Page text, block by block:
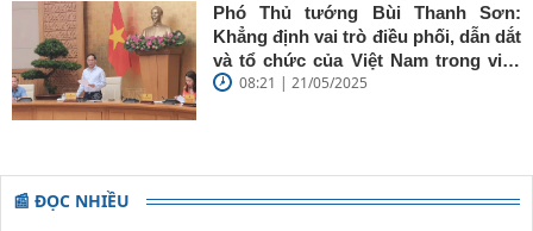
Phó Thủ tướng Bùi Thanh Sơn:
Khẳng định vai trò điều phối, dẫn dắt
và tổ chức của Việt Nam trong việc
đề cao chủ nghĩa đa phương, đoàn
08:21 | 21/05/2025
📰 ĐỌC NHIỀU